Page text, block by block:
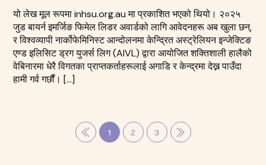
यो लेख मूल रूपमा inhsu.org.au मा प्रकाशित भएको थियो। २०२५
जुड बायर्न इमर्जिङ फिमेल लिडर अवार्डको लागि आवेदनहरू अब खुला छन्,
र विश्वव्यापी नार्कोफेमिनिस्ट आन्दोलनमा केन्द्रित अस्ट्रेलियन इन्जेक्टिङ
एण्ड इलिसिट ड्रग युजर्स लिग (AIVL) द्वारा आयोजित शक्तिशाली हालैको
वेबिनारमा धेरै विगतका प्राप्तकर्ताहरूलाई अगाडि र केन्द्रमा देख्न पाउँदा
हामी गर्व गर्छौं। […]
1 2 3